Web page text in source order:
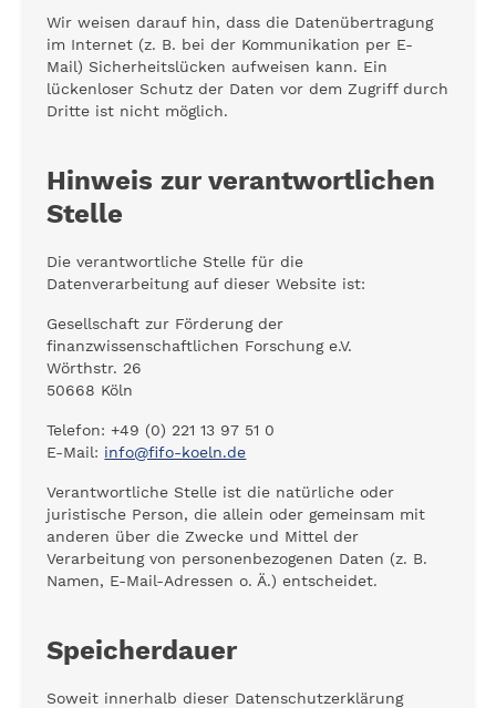
Wir weisen darauf hin, dass die Datenübertragung
im Internet (z. B. bei der Kommunikation per E-
Mail) Sicherheitslücken aufweisen kann. Ein
lückenloser Schutz der Daten vor dem Zugriff durch
Dritte ist nicht möglich.
Hinweis zur verantwortlichen
Stelle
Die verantwortliche Stelle für die
Datenverarbeitung auf dieser Website ist:
Gesellschaft zur Förderung der
finanzwissenschaftlichen Forschung e.V.
Wörthstr. 26
50668 Köln
Telefon: +49 (0) 221 13 97 51 0
E-Mail: info@fifo-koeln.de
Verantwortliche Stelle ist die natürliche oder
juristische Person, die allein oder gemeinsam mit
anderen über die Zwecke und Mittel der
Verarbeitung von personenbezogenen Daten (z. B.
Namen, E-Mail-Adressen o. Ä.) entscheidet.
Speicherdauer
Soweit innerhalb dieser Datenschutzerklärung